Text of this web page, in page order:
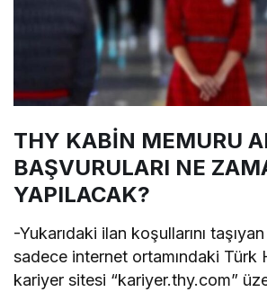
THY KABİN MEMURU
BAŞVURULARI NE
YAPILACAK?
-Yukarıdaki ilan koşullarını
sadece internet ortamındaki Türk
kariyer sitesi “kariyer.thy.com”